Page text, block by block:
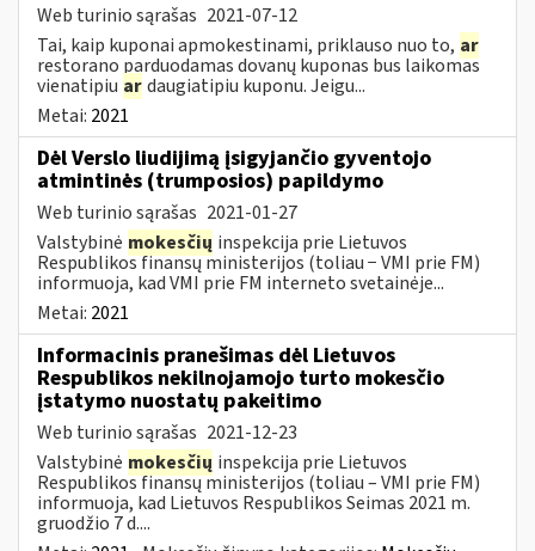
Web turinio sąrašas 2021-07-12
Tai, kaip kuponai apmokestinami, priklauso nuo to, ar
restorano parduodamas dovanų kuponas bus laikomas
vienatipiu ardaugiatipiu kuponu. Jeigu...
Metai: 2021
Dėl Verslo liudijimą įsigyjančio gyventojo
atmintinės (trumposios) papildymo
Web turinio sąrašas 2021-01-27
Valstybinė mokesčių inspekcija prie Lietuvos
Respublikos finansų ministerijos (toliau − VMI prie FM)
informuoja, kad VMI prie FM interneto svetainėje...
Metai: 2021
Informacinis pranešimas dėl Lietuvos
Respublikos nekilnojamojo turto mokesčio
įstatymo nuostatų pakeitimo
Web turinio sąrašas 2021-12-23
Valstybinė mokesčių inspekcija prie Lietuvos
Respublikos finansų ministerijos (toliau – VMI prie FM)
informuoja, kad Lietuvos Respublikos Seimas 2021 m.
gruodžio 7 d....